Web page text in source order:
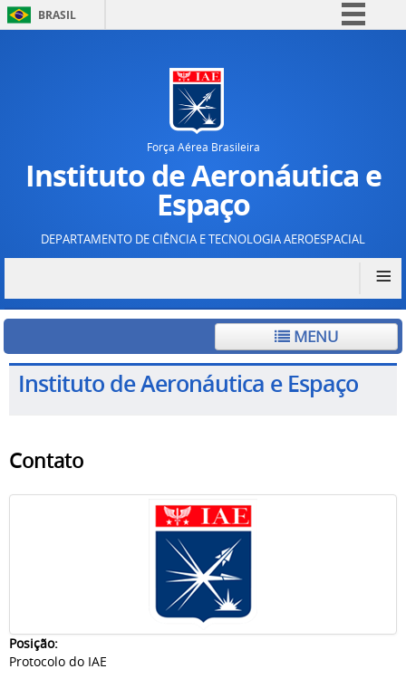
BRASIL
Canais
Força Aérea Brasileira
Instituto de Aeronáutica e
Espaço
DEPARTAMENTO DE CIÊNCIA E TECNOLOGIA AEROESPACIAL
≡
MENU
Instituto de Aeronáutica e Espaço
Contato
Posição:
Protocolo do IAE